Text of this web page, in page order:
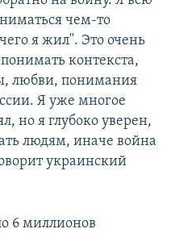
чем-то
я жил". Это очень
контекста,
любви, понимания
Я уже многое
но я глубоко уверен,
людям, иначе война
украинский
6 миллионов